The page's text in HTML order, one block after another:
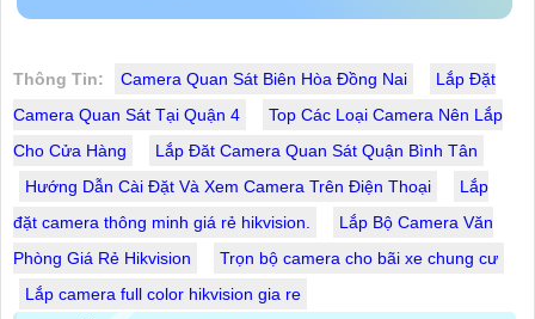
Thông Tin: Camera Quan Sát Biên Hòa Đồng Nai
Lắp Đặt
Camera Quan Sát Tại Quận 4
Top Các Loại Camera Nên Lắp
Cho Cửa Hàng
Lắp Đăt Camera Quan Sát Quận Bình Tân
Hướng Dẫn Cài Đặt Và Xem Camera Trên Điện Thoại
Lắp
đặt camera thông minh giá rẻ hikvision.
Lắp Bộ Camera Văn
Phòng Giá Rẻ Hikvision
Trọn bộ camera cho bãi xe chung cư
Lắp camera full color hikvision gia re